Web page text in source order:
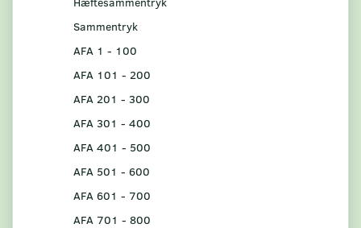
Sammentryk
AFA 1 - 100
AFA 101 - 200
AFA 201 - 300
AFA 301 - 400
AFA 401 - 500
AFA 501 - 600
AFA 601 - 700
AFA 701 - 800